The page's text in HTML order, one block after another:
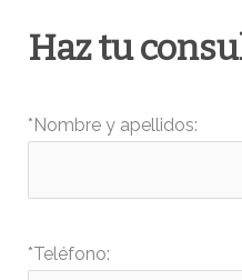
Haz tu
*Nombre y apellidos:
*Teléfono: